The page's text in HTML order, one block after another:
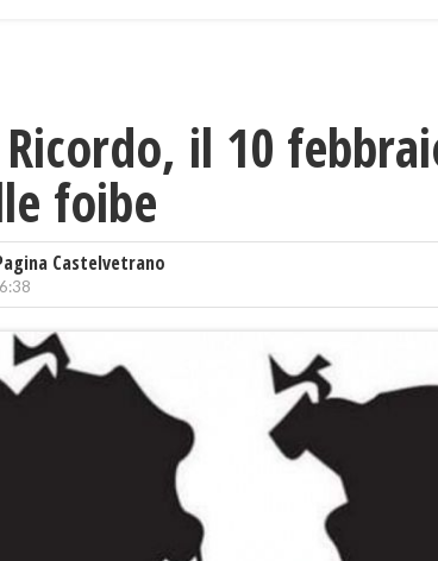
il 10
foibe
Castelvetrano